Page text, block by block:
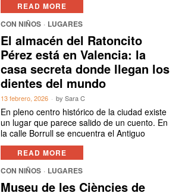
READ MORE
CON NIÑOS · LUGARES
El almacén del Ratoncito
Pérez está en Valencia: la
casa secreta donde llegan los
dientes del mundo
13 febrero, 2026 bySara C
En pleno centro histórico de la ciudad existe
un lugar que parece salido de un cuento. En
la calle Borrull se encuentra el Antiguo
READ MORE
CON NIÑOS · LUGARES
Museu de les Ciències de